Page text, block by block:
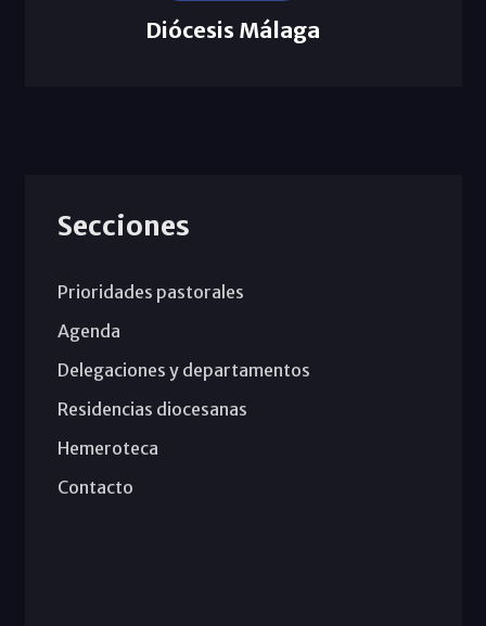
Diócesis Málaga
Secciones
Prioridades pastorales
Agenda
Delegaciones y departamentos
Residencias diocesanas
Hemeroteca
Contacto